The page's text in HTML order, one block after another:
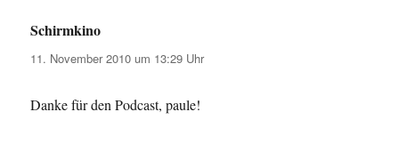
Schirmkino
11. November 2010 um 13:29 Uhr
Danke für den Podcast, paule!